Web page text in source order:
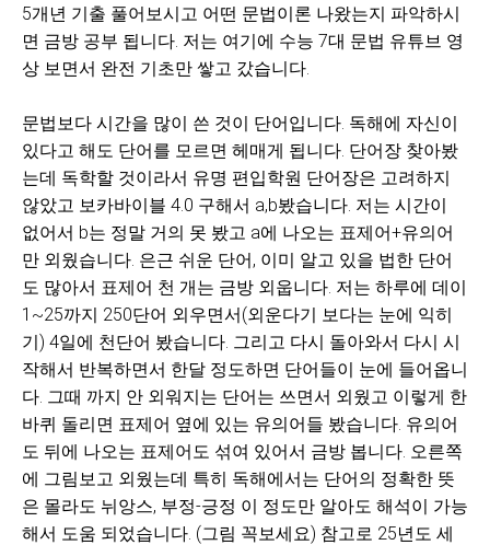
5개년 기출 풀어보시고 어떤 문법이론 나왔는지 파악하시
면 금방 공부 됩니다. 저는 여기에 수능 7대 문법 유튜브 영
상 보면서 완전 기초만 쌓고 갔습니다.
문법보다 시간을 많이 쓴 것이 단어입니다. 독해에 자신이
있다고 해도 단어를 모르면 헤매게 됩니다. 단어장 찾아봤
는데 독학할 것이라서 유명 편입학원 단어장은 고려하지
않았고 보카바이블 4.0 구해서 a,b봤습니다. 저는 시간이
없어서 b는 정말 거의 못 봤고 a에 나오는 표제어+유의어
만 외웠습니다. 은근 쉬운 단어, 이미 알고 있을 법한 단어
도 많아서 표제어 천 개는 금방 외웁니다. 저는 하루에 데이
1~25까지 250단어 외우면서(외운다기 보다는 눈에 익히
기) 4일에 천단어 봤습니다. 그리고 다시 돌아와서 다시 시
작해서 반복하면서 한달 정도하면 단어들이 눈에 들어옵니
다. 그때 까지 안 외워지는 단어는 쓰면서 외웠고 이렇게 한
바퀴 돌리면 표제어 옆에 있는 유의어들 봤습니다. 유의어
도 뒤에 나오는 표제어도 섞여 있어서 금방 봅니다. 오른쪽
에 그림보고 외웠는데 특히 독해에서는 단어의 정확한 뜻
은 몰라도 뉘앙스, 부정-긍정 이 정도만 알아도 해석이 가능
해서 도움 되었습니다. (그림 꼭보세요) 참고로 25년도 세